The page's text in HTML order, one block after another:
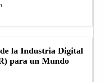
la Industria Digital
para un Mundo